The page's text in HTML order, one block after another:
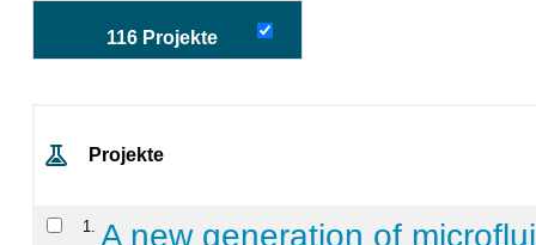
116 Projekte
Projekte
1
A new generation of